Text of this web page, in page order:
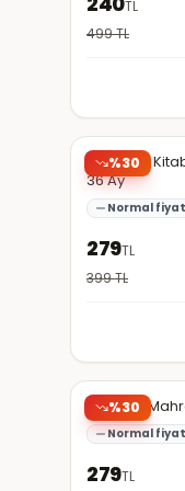
TL
499TL
%30
N11
İlk Etkinlik
36 Ay
Normal fiyat
279TL
399TL
%30
N11
Cırt Cırtlı
Normal fiyat
279TL